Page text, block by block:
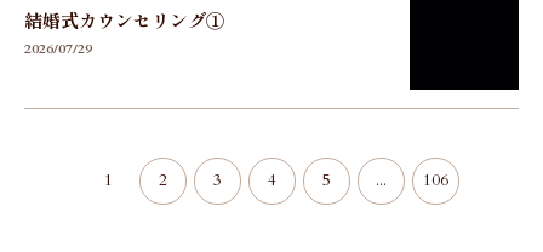
結婚式カウンセリング①
2026/07/29
1 2 3 4 5 ... 106